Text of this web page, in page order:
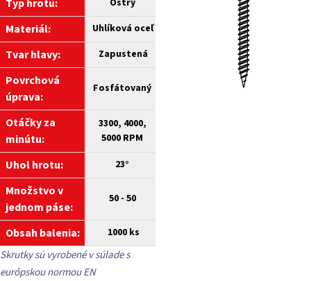
Typ hrotu: Ostrý
Materiál: Uhlíková oceľ
Tvar hlavy: Zapustená
Povrchová
úprava:
Fosfátovaný
Otáčky za
minútu:
3300, 4000,
5000 RPM
Uhol hrotu: 23°
Množstvo v
jednom páse:
50 - 50
Obsah balenia: 1000ks
Skrutky sú vyrobené v súlade s
európskou normou EN